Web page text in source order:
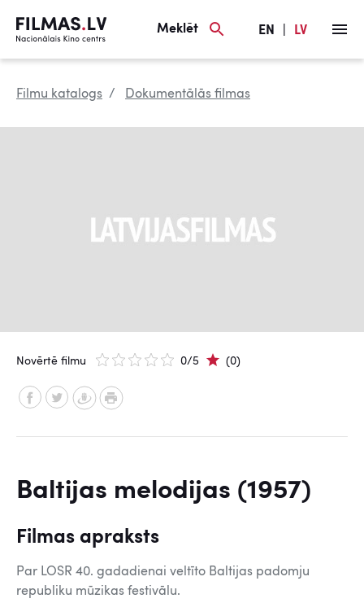
Meklēt EN LV
Filmu katalogs Dokumentālās filmas
Novērtē filmu 0/5 (0)
Baltijas melodijas (1957)
Filmas apraksts
Par LOSR 40. gadadienai veltīto Baltijas padomju
republiku mūzikas festivālu.